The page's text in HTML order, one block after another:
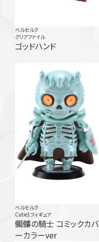
ベルセルク
クリアファイル
ゴッドハンド
ベルセルク
Cutie1フィギュア
髑髏の騎士 コミックカバ
ーカラーver